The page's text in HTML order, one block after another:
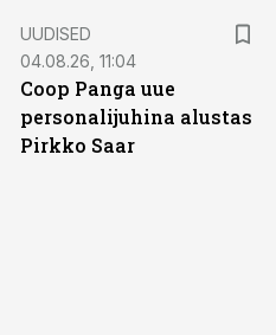
UUDISED
04.08.26, 11:04
Coop Panga uue
personalijuhina alustas
Pirkko Saar